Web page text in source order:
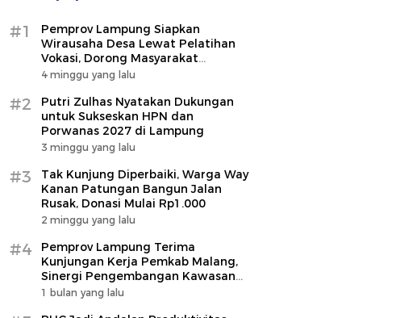
#1
Pemprov Lampung Siapkan
Wirausaha Desa Lewat Pelatihan
Vokasi, Dorong Masyarakat
Ciptakan Lapangan Kerja
4 minggu yang lalu
#2
Putri Zulhas Nyatakan Dukungan
untuk Sukseskan HPN dan
Porwanas 2027 di Lampung
3 minggu yang lalu
#3
Tak Kunjung Diperbaiki, Warga Way
Kanan Patungan Bangun Jalan
Rusak, Donasi Mulai Rp1.000
2 minggu yang lalu
#4
Pemprov Lampung Terima
Kunjungan Kerja Pemkab Malang,
Sinergi Pengembangan Kawasan
Industri dan Investasi
1 bulan yang lalu